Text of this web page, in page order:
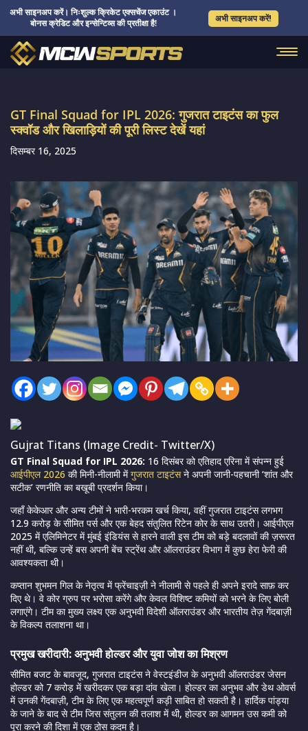
अभी साइनअप करें। निःशुल्क क्रिकेट एक्सचेंज एकाउंट ।
बोनस क्रेडिट और इन्सेन्टिव्स की प्रतीक्षा है!
अभी साइनअप करें!
GT Final Squad for IPL 2026: गुजरात टाइटंस का फुल
स्क्वॉड और खिलाड़ियों की पूरी लिस्ट देखें यहां
दिसम्बर 16, 2025
Gujrat Titans (Image Credit- Twitter/X)
GT Final Squad for IPL 2026: 16 दिसंबर को एतिहाद एरिना में संपन्न हुई
आईपीएल 2026 की मिनी-नीलामी मेंगुजरात टाइटंसने अपनी जानी-पहचानी ‘शांत और
सटीक’ रणनीति का बखूबी प्रदर्शन किया।
जहाँ केकेआर और अन्य टीमों ने भारी-भरकम खर्च किया, वहीं गुजरात टाइटंस लगभग
12.9 करोड़ के सीमित पर्स और एक बेहद संतुलित रिटेन कोर के साथ उतरी। आईपीएल
2025 में एलिमिनेटर में मुंबई इंडियंस से हारने वाली इस टीम को बड़े बदलावों की ज़रूरत
नहीं थी, बल्कि उन्हें बस अपनी बेंच स्ट्रेंथ और ऑलराउंडर विभाग में कुछ हेरा फेरी की
आवश्यकता थी।
कप्तान शुभमन गिल के नेतृत्व में फ्रेंचाइज़ी ने नीलामी से पहले ही अपने इरादे साफ़ कर
दिए थे। वे कोर ग्रुप पर भरोसा करेंगे और केवल विशिष्ट कमियों को भरने के लिए बोली
लगाएंगे। टीम का मुख्य लक्ष्य एक अनुभवी विदेशी ऑलराउंडर और भारतीय तेज़ गेंदबाज़ी
के विकल्प तलाशना था।
प्रमुख खरीदारी: अनुभवी होल्डर और युवा जोश का मिश्रण
सीमित बजट के बावजूद, गुजरात टाइटंस ने वेस्टइंडीज के अनुभवी ऑलराउंडर जेसन
होल्डर को 7 करोड़ में खरीदकर एक बड़ा दांव खेला। होल्डर का अनुभव और डेथ ओवर्स
में उनकी गेंदबाज़ी, टीम के लिए एक महत्वपूर्ण कड़ी साबित हो सकती है। हार्दिक पांड्या
के जाने के बाद से टीम जिस संतुलन की तलाश में थी, होल्डर का आगमन उस कमी को
पूरा करने की दिशा में एक ठोस कदम है।